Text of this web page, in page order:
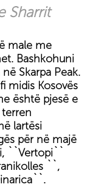
Sharrit
male me
Bashkohuni
Skarpa Peak.
midis Kosovës
është pjesë e
lartësi
për në majë
``Vertopi``
``,